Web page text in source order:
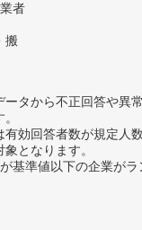
者
搬
タから不正回答や異常
効回答者数が規定人
となります。
準値以下の企業がラ